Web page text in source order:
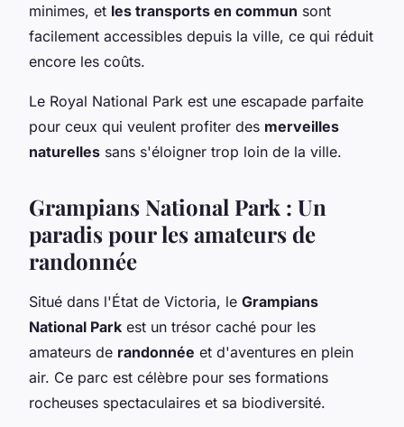
minimes, et les transports en commun sont
facilement accessibles depuis la ville, ce qui réduit
encore les coûts.
Le Royal National Park est une escapade parfaite
pour ceux qui veulent profiter des merveilles
naturelles sans s'éloigner trop loin de la ville.
Grampians National Park : Un
paradis pour les amateurs de
randonnée
Situé dans l'État de Victoria, le Grampians
National Park est un trésor caché pour les
amateurs de randonnée et d'aventures en plein
air. Ce parc est célèbre pour ses formations
rocheuses spectaculaires et sa biodiversité.